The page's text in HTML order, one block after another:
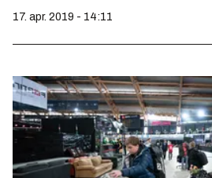
17. apr. 2019 - 14:11